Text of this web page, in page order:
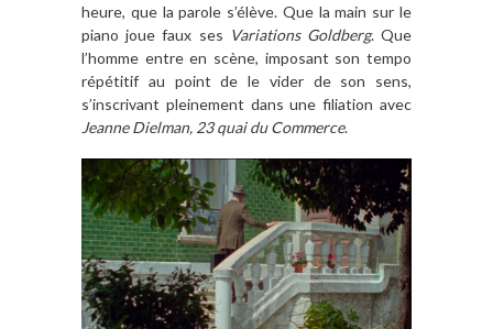
heure, que la parole s’élève. Que la main sur le
piano joue faux ses Variations Goldberg. Que
l’homme entre en scène, imposant son tempo
répétitif au point de le vider de son sens,
s’inscrivant pleinement dans une filiation avec
Jeanne Dielman, 23 quai du Commerce.